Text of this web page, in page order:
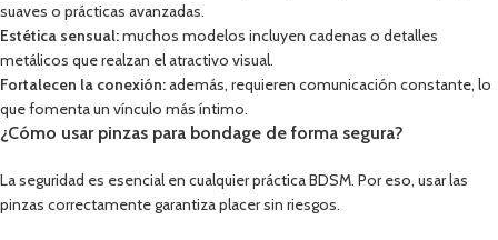
suaves o prácticas avanzadas.
Estética sensual:muchos modelos incluyen cadenas o detalles
metálicos que realzan el atractivo visual.
Fortalecen la conexión:además, requieren comunicación constante, lo
que fomenta un vínculo más íntimo.
¿Cómo usar pinzas para bondage de forma segura?
La seguridad es esencial en cualquier práctica BDSM. Por eso, usar las
pinzas correctamente garantiza placer sin riesgos.